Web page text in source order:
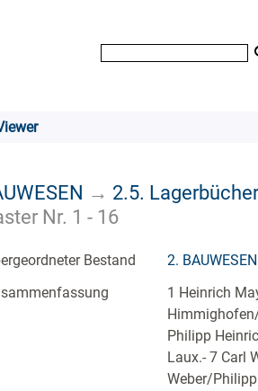
→ 2.5.
Nr. 1 - 16
Bestand
2. BAUWESEN
1 Heinrich
Philipp
Laux.- 7 Carl
Weber/